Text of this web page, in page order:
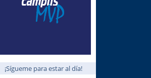
¡Sígueme para estar al día!